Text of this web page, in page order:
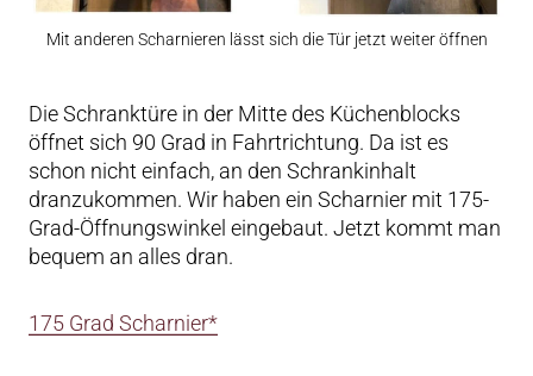
Mit anderen Scharnieren lässt sich die Tür jetzt weiter öffnen
Die Schranktüre in der Mitte des Küchenblocks
öffnet sich 90 Grad in Fahrtrichtung. Da ist es
schon nicht einfach, an den Schrankinhalt
dranzukommen. Wir haben ein Scharnier mit 175-
Grad-Öffnungswinkel eingebaut. Jetzt kommt man
bequem an alles dran.
175 Grad Scharnier*